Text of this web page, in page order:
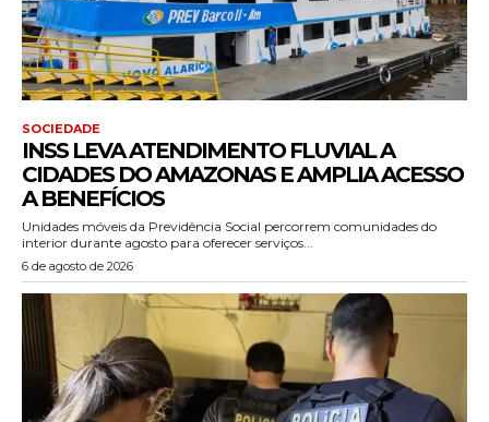
SOCIEDADE
INSS LEVA ATENDIMENTO FLUVIAL A
CIDADES DO AMAZONAS E AMPLIA ACESSO
A BENEFÍCIOS
Unidades móveis da Previdência Social percorrem comunidades do
interior durante agosto para oferecer serviços...
6 de agosto de 2026